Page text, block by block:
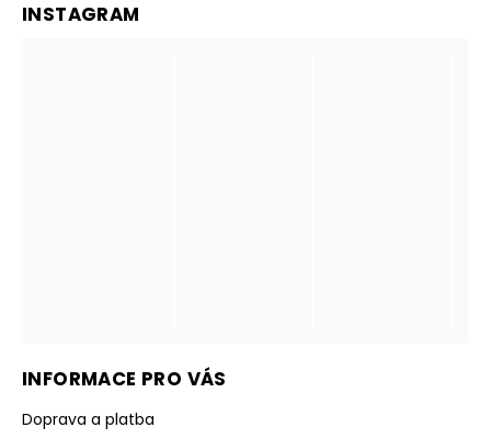
INFORMACE PRO VÁS
Doprava a platba
INSTAGRAM